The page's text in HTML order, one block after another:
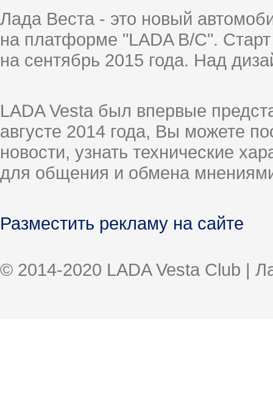
Лада Веста - это новый
на платформе "LADA B/C".
на сентябрь 2015 года. Над
LADA Vesta был впервые
августе 2014 года, Вы можете
новости, узнать технические
для общения и обмена
Разместить рекламу на сайте
© 2014-2020 LADA Vesta Club |